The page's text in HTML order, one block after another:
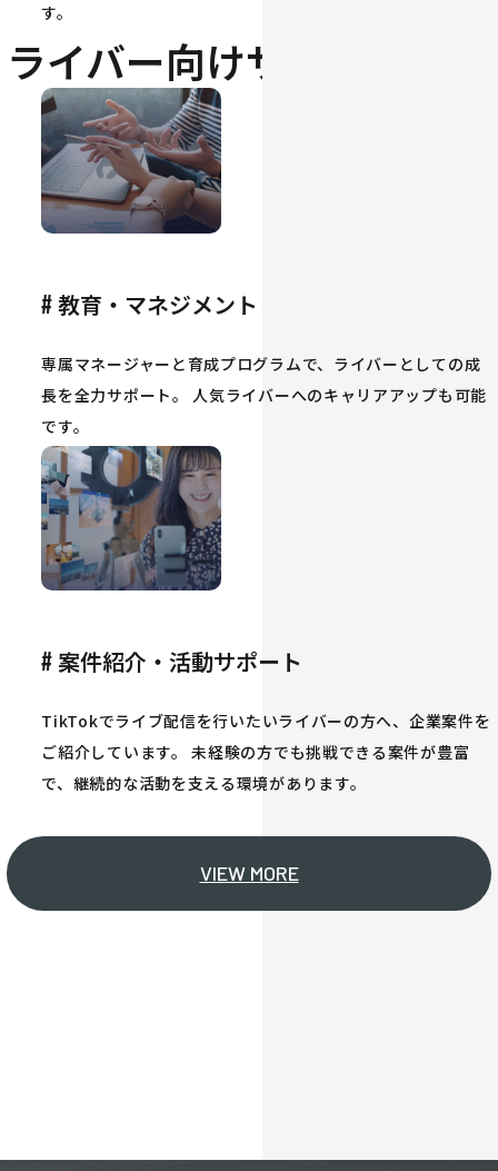
す。
ライバー向けサービス
#教育・マネジメント
専属マネージャーと育成プログラムで、ライバーとしての成
長を全力サポート。 人気ライバーへのキャリアアップも可能
です。
# 案件紹介・活動サポート
TikTokでライブ配信を行いたいライバーの方へ、企業案件を
ご紹介しています。 未経験の方でも挑戦できる案件が豊富
で、継続的な活動を支える環境があります。
VIEW MORE